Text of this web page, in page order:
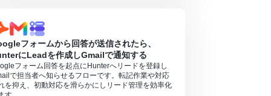
フォームから回答が送信されたら、
にLeadを作成しGmailで通知する
フォーム回答を起点にHunterへリードを登録し
で担当者へ知らせるフローです。転記作業や対応
を抑え、初動対応を滑らかにしリード管理を効率化